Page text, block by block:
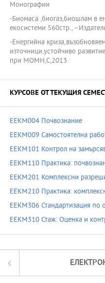
Монографии
-Биомаса ,биогаз,биошлам в
екосистеми 560стр.,
-Енергийна
източници,устойчиво
при МОМН,С,2013
КУРСОВЕ ОТ ТЕКУЩИЯ
EEKM004 Почвознание
EEKM009 Самостоятелна
EEKM101 Контрол на
EEKM110 Практика:
EEKM201 Комплексни
EEKM210 Практика:
EEKM306 Стандартизация по
EEKM310 Стаж: Оценка и